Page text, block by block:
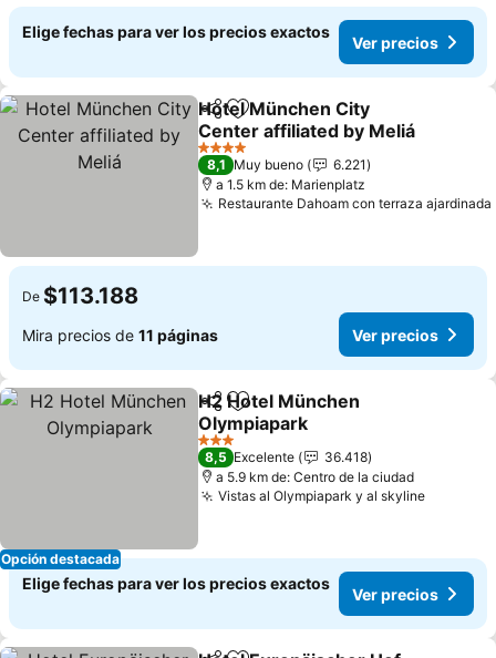
Elige fechas para ver los precios exactos
Ver precios
CompartirAgregar a favoritos
Hotel München City
Center affiliated by Meliá
Ver precios
4 Estrellas
8,1 Muy bueno
6.221
a 1.5 km de: Marienplatz
Restaurante Dahoam con terraza ajardinada
De $113.188
Mira precios de 11 páginas Ver precios
Opción destacada
CompartirAgregar a favoritos
H2 Hotel München
Olympiapark
Ver precios
3 Estrellas
8,5 Excelente
36.418
a 5.9 km de: Centro de la ciudad
Vistas al Olympiapark y al skylineVer
Elige fechas para ver los precios exactos
Ver precios